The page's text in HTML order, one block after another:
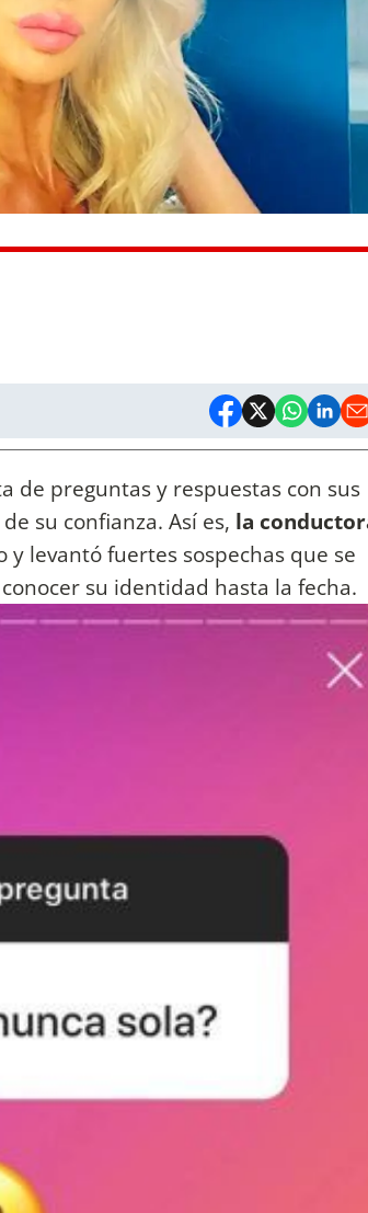
de preguntas y respuestas con sus
su confianza. Así es, la
levantó fuertes sospechas que se
su identidad hasta la fecha.